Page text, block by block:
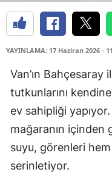
YAYINLAMA: 17 Haziran 2026 -
Van’ın
tutkunlarını
ev sahipliği
mağaranın içinden
suyu, görenleri
serinletiyor.